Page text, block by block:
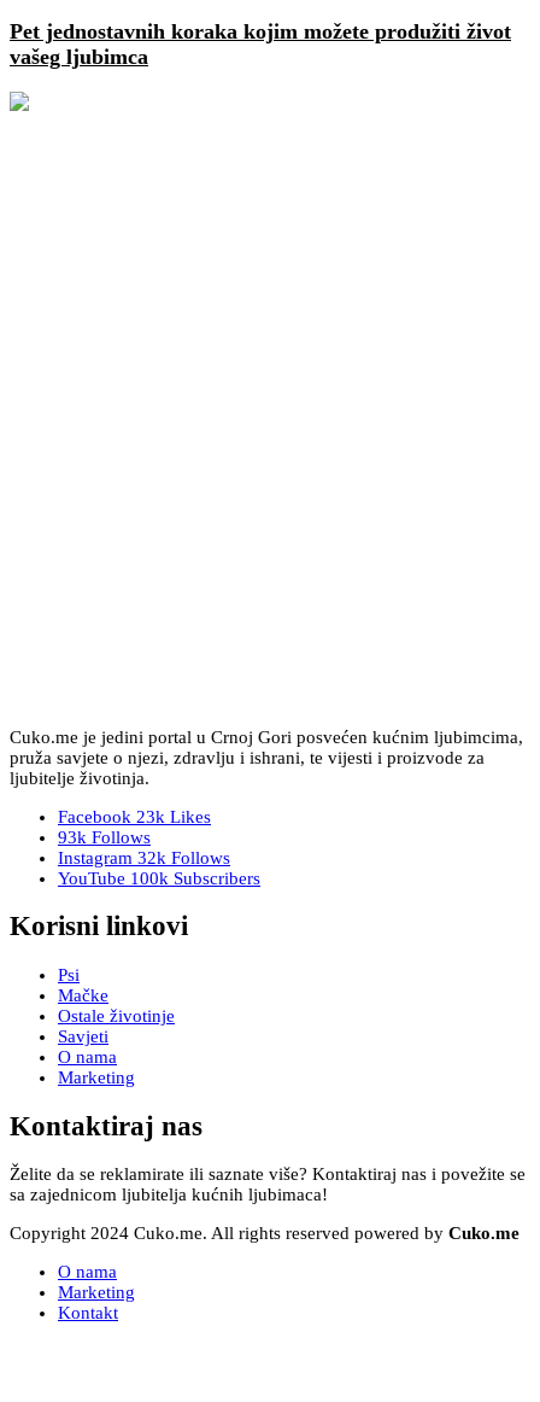
Pet jednostavnih koraka kojim možete produžiti život
vašeg ljubimca
Cuko.me je jedini portal u Crnoj Gori posvećen kućnim ljubimcima,
pruža savjete o njezi, zdravlju i ishrani, te vijesti i proizvode za
ljubitelje životinja.
Facebook 23k Likes
93k Follows
Instagram 32k Follows
YouTube 100k Subscribers
Korisni linkovi
Psi
Mačke
Ostale životinje
Savjeti
O nama
Marketing
Kontaktiraj nas
Želite da se reklamirate ili saznate više? Kontaktiraj nas i povežite se
sa zajednicom ljubitelja kućnih ljubimaca!
Copyright 2024 Cuko.me. All rights reserved powered by Cuko.me
O nama
Marketing
Kontakt